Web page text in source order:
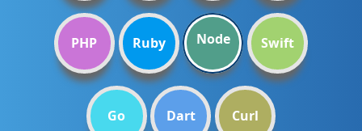
PHP Ruby Node Swift
Go Dart Curl